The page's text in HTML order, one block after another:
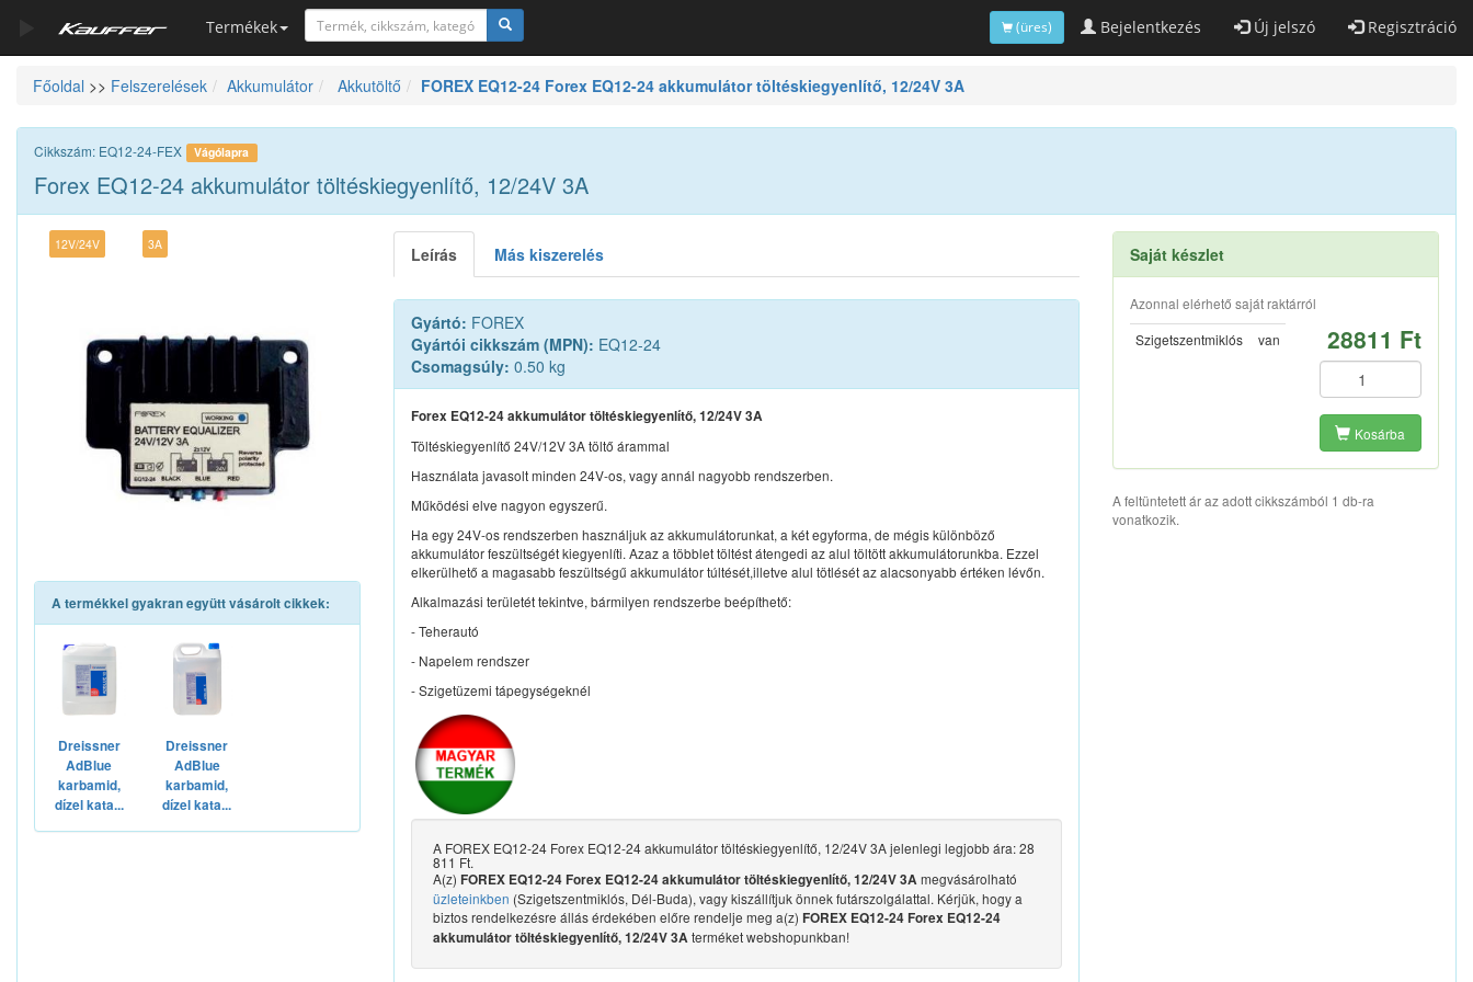
Termékek Bejelentkezés Új jelszó Regisztráció
(üres)
Szerszámkatalógus
Kosár
Alkatrészek
Főoldal >> Felszerelések Akkumulátor Akkutöltő FOREX EQ12-24 Forex EQ12-24 akkumulátor töltéskiegyenlítő, 12/24V 3A
Cikkszám: EQ12-24-FEX Vágólapra
Forex EQ12-24 akkumulátor töltéskiegyenlítő, 12/24V 3A
12V/24V 3A
A termékkel gyakran együtt vásárolt cikkek:
Dreissner
AdBlue
karbamid,
dízel kata...
Dreissner
AdBlue
karbamid,
dízel kata...
Leírás Más kiszerelés
Gyártó: FOREX
Gyártói cikkszám (MPN): EQ12-24
Csomagsúly: 0.50 kg
Forex EQ12-24 akkumulátor töltéskiegyenlítő, 12/24V 3A
Töltéskiegyenlítő 24V/12V 3A töltő árammal
Használata javasolt minden 24V-os, vagy annál nagyobb rendszerben.
Működési elve nagyon egyszerű.
Ha egy 24V-os rendszerben használjuk az akkumulátorunkat, a két egyforma, de mégis különböző
akkumulátor feszültségét kiegyenlíti. Azaz a többlet töltést átengedi az alul töltött akkumulátorunkba. Ezzel
elkerülhető a magasabb feszültségű akkumulátor túltését,illetve alul tötlését az alacsonyabb értéken lévőn.
Alkalmazási területét tekintve, bármilyen rendszerbe beépíthető:
- Teherautó
- Napelem rendszer
- Szigetüzemi tápegységeknél
A FOREX EQ12-24 Forex EQ12-24 akkumulátor töltéskiegyenlítő, 12/24V 3A jelenlegi legjobb ára: 28
811 Ft.
A(z) FOREX EQ12-24 Forex EQ12-24 akkumulátor töltéskiegyenlítő, 12/24V 3Amegvásárolható
üzleteinkben (Szigetszentmiklós, Dél-Buda), vagy kiszállítjuk önnek futárszolgálattal. Kérjük, hogy a
biztos rendelkezésre állás érdekében előre rendelje meg a(z) FOREX EQ12-24 Forex EQ12-24
akkumulátor töltéskiegyenlítő, 12/24V 3Aterméket webshopunkban!
Saját készlet
Azonnal elérhető saját raktárról
Szigetszentmiklós
van 28811 Ft
Kosárba
A feltüntetett ár az adott cikkszámból 1 db-ra
vonatkozik.